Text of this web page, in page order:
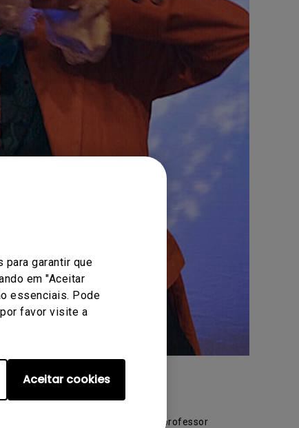
garantir que
em "Aceitar
essenciais. Pode
favor visite a
Aceitar cookies
e a união entre aluno e professor